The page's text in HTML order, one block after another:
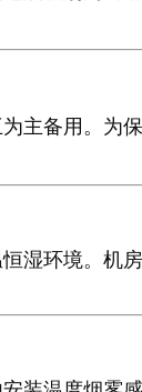
备用。为
环境。机房